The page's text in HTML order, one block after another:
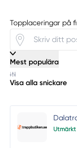
Topplaceringar på
Mest populära
Visa alla snickare
Utmärkt